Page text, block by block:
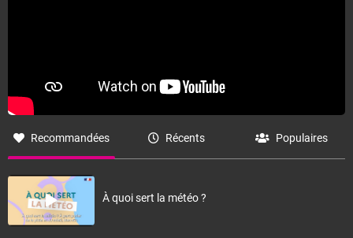
Recommandées Récents Populaires
À quoi sert la météo ?